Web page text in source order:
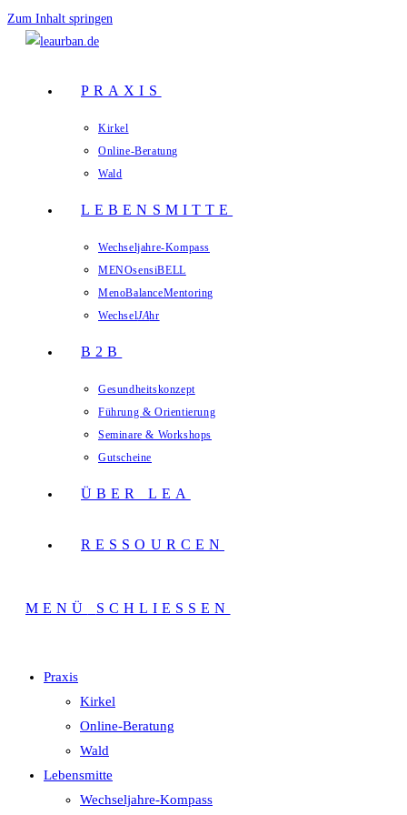
Zum Inhalt springen
PRAXIS
Kirkel
Online-Beratung
Wald
LEBENSMITTE
Wechseljahre-Kompass
MENOsensiBELL
MenoBalanceMentoring
WechselJAhr
B2B
Gesundheitskonzept
Führung & Orientierung
Seminare & Workshops
Gutscheine
ÜBER LEA
RESSOURCEN
MENÜ SCHLIESSEN
Praxis
Kirkel
Online-Beratung
Wald
Lebensmitte
Wechseljahre-Kompass